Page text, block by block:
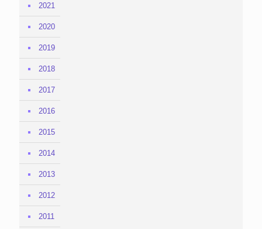
2021
2020
2019
2018
2017
2016
2015
2014
2013
2012
2011